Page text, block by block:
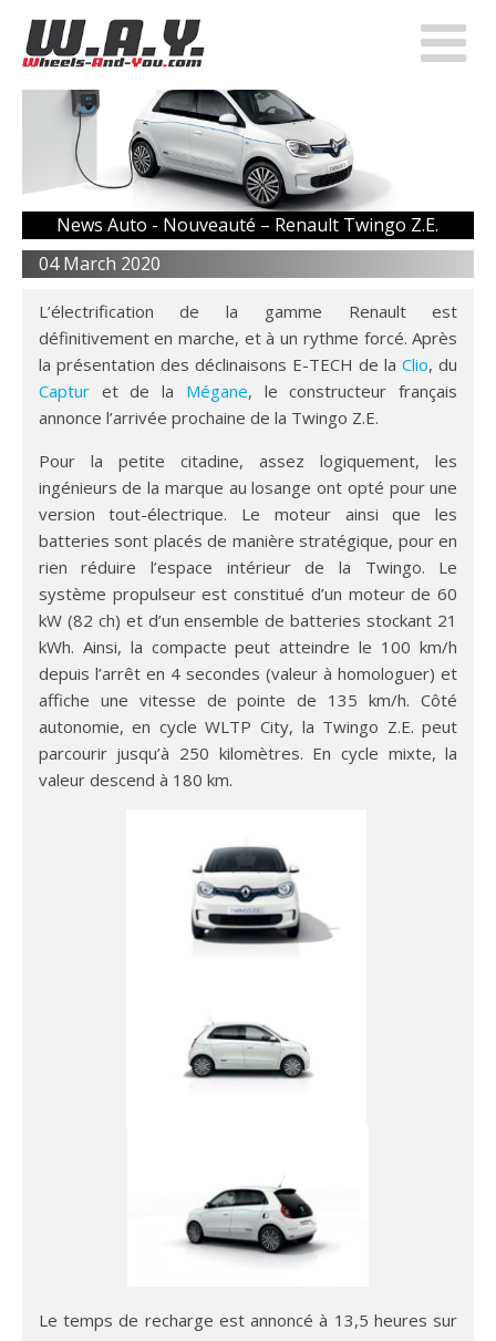
News Auto - Nouveauté – Renault Twingo Z.E.
04 March 2020
L’électrification de la gamme Renault est
définitivement en marche, et à un rythme forcé. Après
la présentation des déclinaisons E-TECH de laClio, du
Capturet de la Mégane, le constructeur français
annonce l’arrivée prochaine de la Twingo Z.E.
Pour la petite citadine, assez logiquement, les
ingénieurs de la marque au losange ont opté pour une
version tout-électrique. Le moteur ainsi que les
batteries sont placés de manière stratégique, pour en
rien réduire l’espace intérieur de la Twingo. Le
système propulseur est constitué d’un moteur de 60
kW (82 ch) et d’un ensemble de batteries stockant 21
kWh. Ainsi, la compacte peut atteindre le 100 km/h
depuis l’arrêt en 4 secondes (valeur à homologuer) et
affiche une vitesse de pointe de 135 km/h. Côté
autonomie, en cycle WLTP City, la Twingo Z.E. peut
parcourir jusqu’à 250 kilomètres. En cycle mixte, la
valeur descend à 180 km.
Le temps de recharge est annoncé à 13,5 heures sur